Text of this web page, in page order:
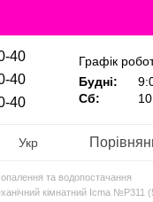
40
40
40
Графік
Будні:
Сб:
Укр
та водопостачання
кімнатний Icma №Р311